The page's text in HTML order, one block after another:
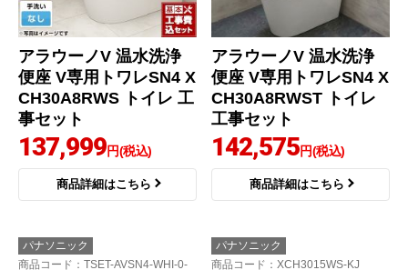
アラウーノV 温水洗浄
便座 V専用トワレSN4 X
CH30A8RWS トイレ 工
事セット
137,999円(税込)
商品詳細はこちら
アラウーノV 温水洗浄
便座 V専用トワレSN4 X
CH30A8RWST トイレ
工事セット
142,575円(税込)
商品詳細はこちら
パナソニック
商品コード ：TSET-AVSN4-WHI-0-
パナソニック
商品コード ：XCH3015WS-KJ